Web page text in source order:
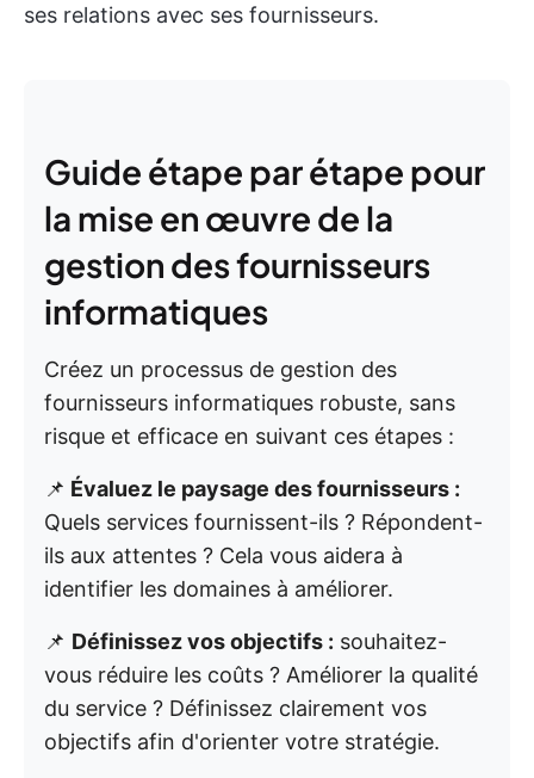
ses relations avec ses fournisseurs.
Guide étape par étape pour
la mise en œuvre de la
gestion des fournisseurs
informatiques
Créez un processus de gestion des
fournisseurs informatiques robuste, sans
risque et efficace en suivant ces étapes :
📌 Évaluez le paysage des fournisseurs :
Quels services fournissent-ils ? Répondent-
ils aux attentes ? Cela vous aidera à
identifier les domaines à améliorer.
📌 Définissez vos objectifs : souhaitez-
vous réduire les coûts ? Améliorer la qualité
du service ? Définissez clairement vos
objectifs afin d'orienter votre stratégie.